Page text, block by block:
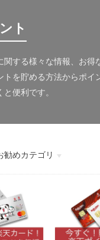
ト
関する様々な情報、お得
トを貯める方法からポイ
便利です。
勧めカテゴリ
未分類